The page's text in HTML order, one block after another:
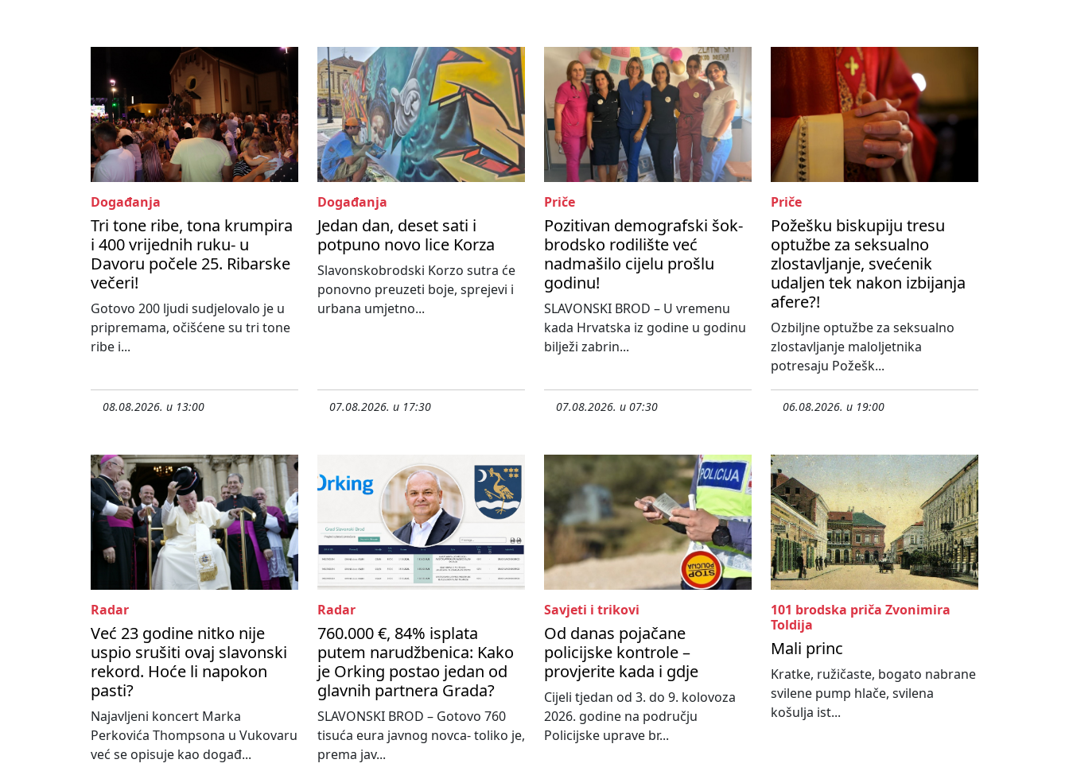
Događanja
Tri tone ribe, tona krumpira
i 400 vrijednih ruku- u
Davoru počele 25. Ribarske
večeri!
Gotovo 200 ljudi sudjelovalo je u
pripremama, očišćene su tri tone
ribe i...
08.08.2026. u 13:00
Događanja
Jedan dan, deset sati i
potpuno novo lice Korza
Slavonskobrodski Korzo sutra će
ponovno preuzeti boje, sprejevi i
urbana umjetno...
07.08.2026. u 17:30
Priče
Pozitivan demografski šok-
brodsko rodilište već
nadmašilo cijelu prošlu
godinu!
SLAVONSKI BROD – U vremenu
kada Hrvatska iz godine u godinu
bilježi zabrin...
07.08.2026. u 07:30
Priče
Požešku biskupiju tresu
optužbe za seksualno
zlostavljanje, svećenik
udaljen tek nakon izbijanja
afere?!
Ozbiljne optužbe za seksualno
zlostavljanje maloljetnika
potresaju Požešk...
06.08.2026. u 19:00
Radar
Već 23 godine nitko nije
uspio srušiti ovaj slavonski
rekord. Hoće li napokon
pasti?
Najavljeni koncert Marka
Perkovića Thompsona u Vukovaru
već se opisuje kao događ...
Radar
760.000 €, 84% isplata
putem narudžbenica: Kako
je Orking postao jedan od
glavnih partnera Grada?
SLAVONSKI BROD – Gotovo 760
tisuća eura javnog novca- toliko je,
prema jav...
Savjeti i trikovi
Od danas pojačane
policijske kontrole –
provjerite kada i gdje
Cijeli tjedan od 3. do 9. kolovoza
2026. godine na području
Policijske uprave br...
101 brodska priča Zvonimira
Toldija
Mali princ
Kratke, ružičaste, bogato nabrane
svilene pump hlače, svilena
košulja ist...